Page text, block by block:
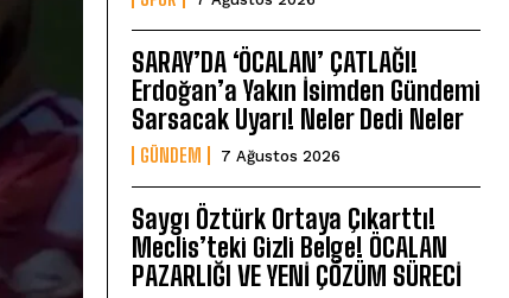
SARAY’DA ‘ÖCALAN’ ÇATLAĞI!
Erdoğan’a Yakın İsimden Gündemi
Sarsacak Uyarı! Neler Dedi Neler
GÜNDEM 7 Ağustos 2026
Saygı Öztürk Ortaya Çıkarttı!
Meclis’teki Gizli Belge! ÖCALAN
PAZARLIĞI VE YENİ ÇÖZÜM SÜRECİ